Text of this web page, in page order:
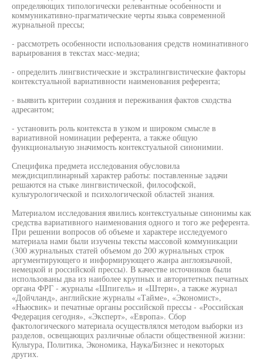
определяющих типологически релевантные особенности и
коммуникативно-прагматические черты языка современной
журнальной прессы;
- рассмотреть особенности использования средств номинативного
варьирования в текстах масс-медиа;
- определить лингвистические и экстралингвистические факторы
контекстуальной вариативности наименования референта;
- выявить критерии создания и переживания фактов сходства
адресантом;
- установить роль контекста в узком и широком смысле в
вариативной номинации референта, а также общую
функциональную значимость контекстуальной синонимии.
Специфика предмета исследования обусловила
междисциплинарный характер работы: поставленные задачи
решаются на стыке лингвистической, философской,
культурологической и психологической областей знания.
Материалом исследования явились контекстуальные синонимы как
средства вариативного наименования одного и того же референта.
При решении вопросов об объеме и характере исследуемого
материала нами были изучены тексты массовой коммуникации
(300 журнальных статей объемом до 200 журнальных строк
аргументирующего и информирующего жанра англоязычной,
немецкой и российской прессы). В качестве источников были
использованы два из наиболее крупных и авторитетных печатных
органа ФРГ - журналы «Шпигель» и «Штерн», а также журнал
«Дойчланд», английские журналы «Тайме», «Экономист»,
«Ньюсвик» и печатные органы российской прессы - «Российская
Федерация сегодня», «Эксперт», «Европа». Сбор
фактологического материала осуществлялся методом выборки из
разделов, освещающих различные области общественной жизни:
Культура, Политика, Экономика, Наука/Бизнес и некоторых
других.